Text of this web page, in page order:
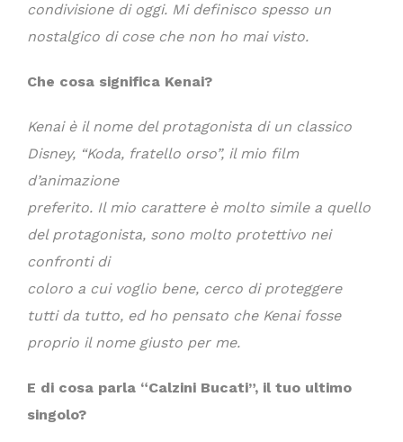
condivisione di oggi. Mi definisco spesso un
nostalgico di cose che non ho mai visto.
Che cosa significa Kenai?
Kenai è il nome del protagonista di un classico
Disney, “Koda, fratello orso”, il mio film
d’animazione
preferito. Il mio carattere è molto simile a quello
del protagonista, sono molto protettivo nei
confronti di
coloro a cui voglio bene, cerco di proteggere
tutti da tutto, ed ho pensato che Kenai fosse
proprio il nome giusto per me.
E di cosa parla “Calzini Bucati”, il tuo ultimo
singolo?